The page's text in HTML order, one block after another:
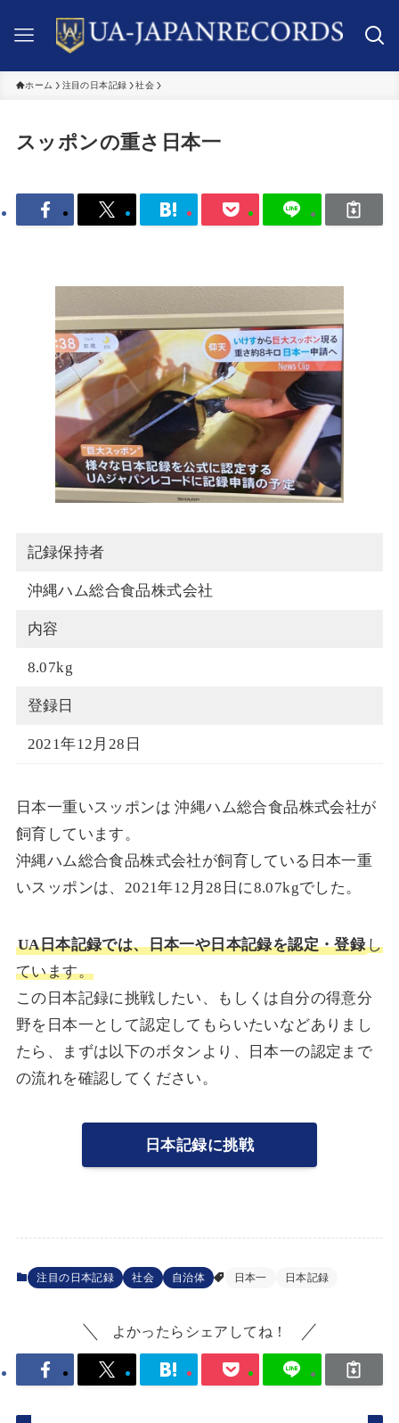
ホーム 注目の日本記録 社会
スッポンの重さ日本一
記録保持者
沖縄ハム総合食品株式会社
内容
8.07kg
登録日
2021年12月28日
日本一重いスッポンは 沖縄ハム総合食品株式会社が
飼育しています。
沖縄ハム総合食品株式会社が飼育している日本一重
いスッポンは、2021年12月28日に8.07kgでした。
UA日本記録では、日本一や日本記録を認定・登録し
ています。
この日本記録に挑戦したい、もしくは自分の得意分
野を日本一として認定してもらいたいなどありまし
たら、まずは以下のボタンより、日本一の認定まで
の流れを確認してください。
日本記録に挑戦
注目の日本記録 社会 自治体 日本一 日本記録
よかったらシェアしてね！